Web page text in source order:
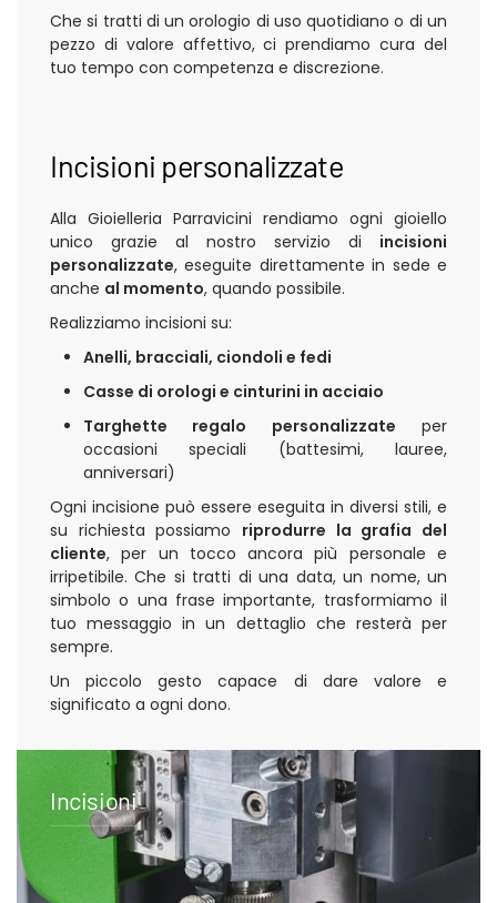
Che si tratti di un orologio di uso quotidiano o di un
pezzo di valore affettivo, ci prendiamo cura del
tuo tempo con competenza e discrezione.
Incisioni personalizzate
Alla Gioielleria Parravicini rendiamo ogni gioiello
unico grazie al nostro servizio di incisioni
personalizzate, eseguite direttamente in sede e
anche al momento, quando possibile.
Realizziamo incisioni su:
Anelli, bracciali, ciondoli e fedi
Casse di orologi e cinturini in acciaio
Targhette regalo personalizzate per
occasioni speciali (battesimi, lauree,
anniversari)
Ogni incisione può essere eseguita in diversi stili, e
su richiesta possiamo riprodurre la grafia del
cliente, per un tocco ancora più personale e
irripetibile. Che si tratti di una data, un nome, un
simbolo o una frase importante, trasformiamo il
tuo messaggio in un dettaglio che resterà per
sempre.
Un piccolo gesto capace di dare valore e
significato a ogni dono.
Incisioni